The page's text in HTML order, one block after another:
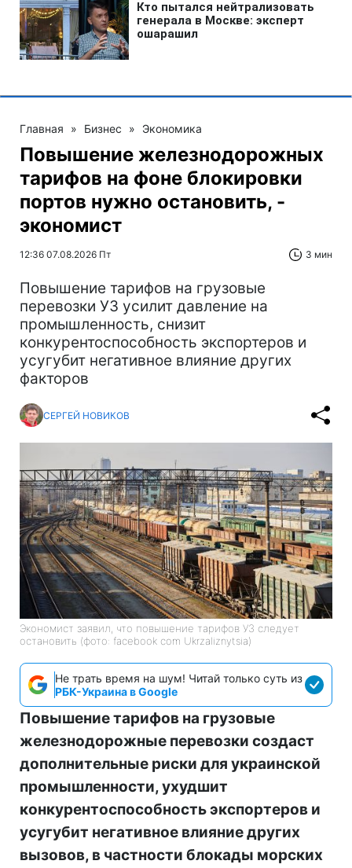
Главная » Бизнес » Экономика
Повышение железнодорожных
тарифов на фоне блокировки
портов нужно остановить, -
экономист
12:36 07.08.2026 Пт 3 мин
Повышение тарифов на грузовые
перевозки УЗ усилит давление на
промышленность, снизит
конкурентоспособность экспортеров и
усугубит негативное влияние других
факторов
СЕРГЕЙ НОВИКОВ
Экономист заявил, что повышение тарифов УЗ следует
остановить (фото: facebook com Ukrzaliznytsia)
Не трать время на шум! Читай только суть из
РБК-Украина в Google
Повышение тарифов на грузовые
железнодорожные перевозки создаст
дополнительные риски для украинской
промышленности, ухудшит
конкурентоспособность экспортеров и
усугубит негативное влияние других
вызовов, в частности блокады морских